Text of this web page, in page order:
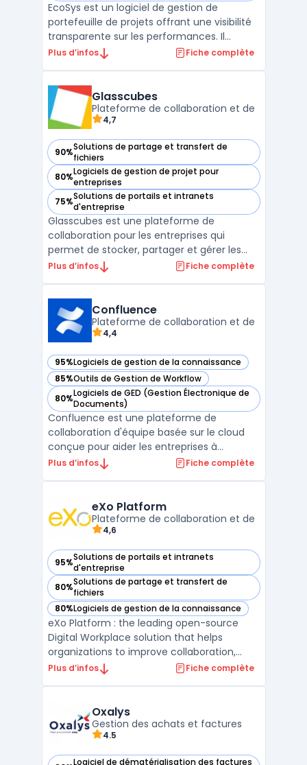
EcoSys est un logiciel de gestion de
portefeuille de projets offrant une visibilité
transparente sur les performances. Il
facilite la planification, l'estimation des
EcoSys, les organisations peuvent améliorer
l ...
Plus d’infos Fiche complète
Glasscubes
Plateforme de collaboration et de
4,7
90%Solutions de partage et transfert de
fichiers
— voir Glasscubes dans cette catégorie
80%Logiciels de gestion de projet pour
entreprises
— voir Glasscubes dans cette catégorie
75%Solutions de portails et intranets
d'entreprise
— voir Glasscubes dans cette catégorie
Glasscubes est une plateforme de
collaboration pour les entreprises qui
permet de stocker, partager et gérer les
documents en toute sécurité. Elle propose
projets, de tâches et de calendriers
partagés pour faciliter la com ...
Plus d’infos Fiche complète
Confluence
Plateforme de collaboration et de
4,4
95%Logiciels de gestion de la connaissance
— voir Confluence dans cette catégorie
85%Outils de Gestion de Workflow
— voir Confluence dans cette catégorie
80%Logiciels de GED (Gestion Électronique de
Documents)
— voir Confluence dans cette catégorie
Confluence est une plateforme de
collaboration d'équipe basée sur le cloud
conçue pour aider les entreprises à
organiser et à gérer leur contenu. Elle
des fonctionnalités de Gestion Electronique
de Documents (GED) et de c ...
Plus d’infos Fiche complète
eXo Platform
Plateforme de collaboration et de
4,6
95%Solutions de portails et intranets
d'entreprise
— voir eXo Platform dans cette catégorie
80%Solutions de partage et transfert de
fichiers
— voir eXo Platform dans cette catégorie
80%Logiciels de gestion de la connaissance
— voir eXo Platform dans cette catégorie
eXo Platform : the leading open-source
Digital Workplace solution that helps
organizations to improve collaboration,
knowledge management, and employee
documents, access relevant information,
communicate with each other, and comple
Plus d’infos Fiche complète
Oxalys
Gestion des achats et factures
4.5
Logiciel de dématérialisation des factures